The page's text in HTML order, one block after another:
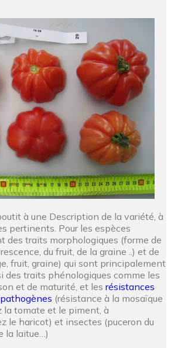
à une Description de la variété, à
pertinents. Pour les espèces
des traits morphologiques (forme de
du fruit, de la graine ..) et de
fruit, graine) qui sont principalement
des traits phénologiques comme les
et de maturité, et les résistances
(résistance à la mosaïque
la tomate et le piment, à
le haricot) et insectes (puceron du
la laitue…)